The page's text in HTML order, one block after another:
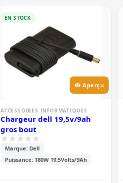
EN STOCK
Aperçu
ACCESSOIRES INFORMATIQUES
Chargeur dell 19,5v/9ah
gros bout
Marque: Dell
Puissance: 180W 19.5Volts/9Ah